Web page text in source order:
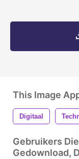
This Image
Digitaal
Gebruikers
Gedownload,